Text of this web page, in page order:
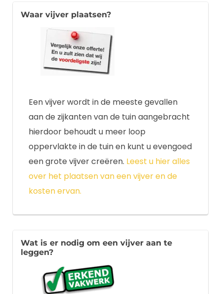
Waar vijver plaatsen?
Een vijver wordt in de meeste gevallen
aan de zijkanten van de tuin aangebracht
hierdoor behoudt u meer loop
oppervlakte in de tuin en kunt u evengoed
een grote vijver creëren. Leest u hier alles
over het plaatsen van een vijver en de
kosten ervan.
Wat is er nodig om een vijver aan te
leggen?